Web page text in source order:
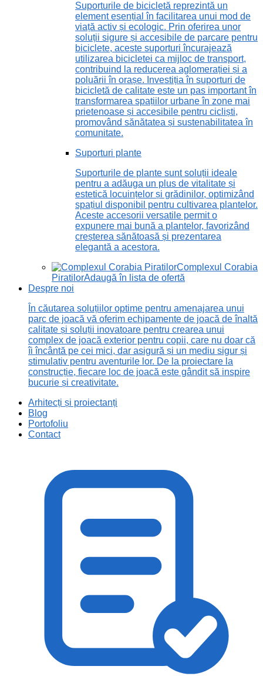
Suporturile de bicicletă reprezintă un
element esențial în facilitarea unui mod de
viață activ și ecologic. Prin oferirea unor
soluții sigure și accesibile de parcare pentru
biciclete, aceste suporturi încurajează
utilizarea bicicletei ca mijloc de transport,
contribuind la reducerea aglomerației și a
poluării în orașe. Investiția în suporturi de
bicicletă de calitate este un pas important în
transformarea spațiilor urbane în zone mai
prietenoase și accesibile pentru cicliști,
promovând sănătatea și sustenabilitatea în
comunitate.
Suporturi plante
Suporturile de plante sunt soluții ideale
pentru a adăuga un plus de vitalitate și
estetică locuințelor și grădinilor, optimizând
spațiul disponibil pentru cultivarea plantelor.
Aceste accesorii versatile permit o
expunere mai bună a plantelor, favorizând
creșterea sănătoasă și prezentarea
elegantă a acestora.
Complexul Corabia
PiratilorAdaugă în lista de ofertă
Despre noi
În căutarea soluțiilor optime pentru amenajarea unui
parc de joacă vă oferim echipamente de joacă de înaltă
calitate și soluții inovatoare pentru crearea unui
complex de joacă exterior pentru copii, care nu doar că
îi încântă pe cei mici, dar asigură și un mediu sigur și
stimulativ pentru aventurile lor. De la proiectare la
construcție, fiecare loc de joacă este gândit să inspire
bucurie și creativitate.
Arhitecți și proiectanți
Blog
Portofoliu
Contact